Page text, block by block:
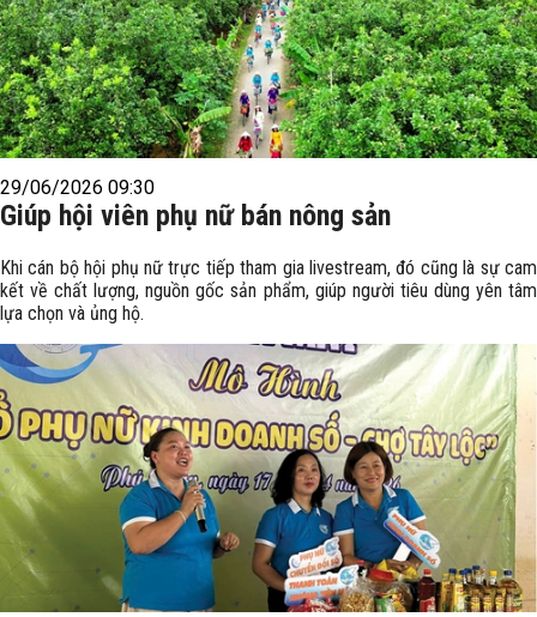
29/06/2026 09:30
Giúp hội viên phụ nữ bán nông sản
Khi cán bộ hội phụ nữ trực tiếp tham gia livestream, đó cũng là sự cam
kết về chất lượng, nguồn gốc sản phẩm, giúp người tiêu dùng yên tâm
lựa chọn và ủng hộ.